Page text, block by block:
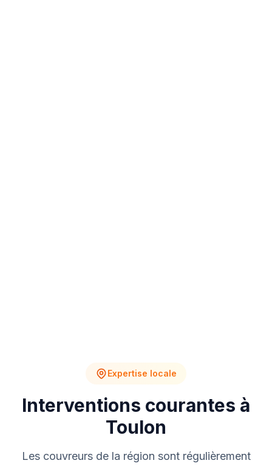
Expertise locale
Interventions courantes à
Toulon
Les couvreurs de la région sont régulièrement